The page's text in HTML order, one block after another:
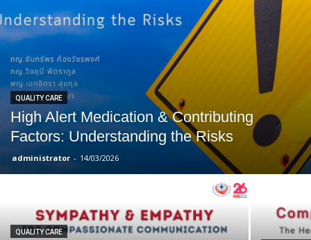
QUALITY CARE
High Alert Medication & Contributing
Factors: Understanding the Risks
administrator - 14/03/2026
QUALITY CARE